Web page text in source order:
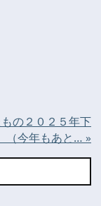
の２０２５年下
今年もあと… »